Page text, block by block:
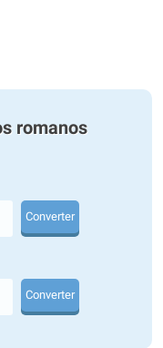
romanos
Converter
Converter